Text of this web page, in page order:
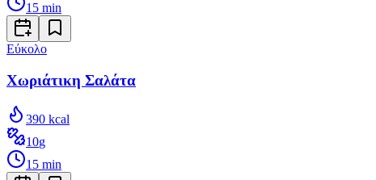
15 min
Εύκολο
Χωριάτικη Σαλάτα
390 kcal
10g
15 min